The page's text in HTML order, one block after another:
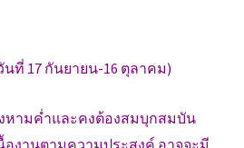
นที่ 17 กันยายน-16 ตุลาคม)
หามค่ำและคงต้องสมบุกสมบัน